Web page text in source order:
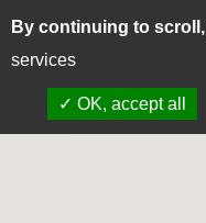
By continuing to scroll,
services
✓ OK, accept all